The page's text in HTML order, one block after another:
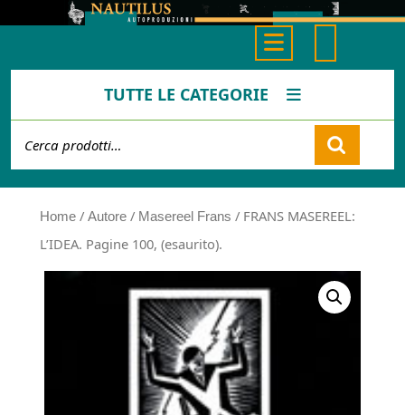
Button
TUTTE LE CATEGORIE
Cart
Home / Autore / Masereel Frans / FRANS MASEREEL:
L’IDEA. Pagine 100, (esaurito).